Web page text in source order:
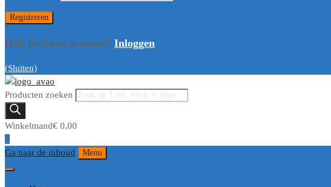
Heb je al een account? Inloggen
(Sluiten)
Producten zoeken
Winkelmand€ 0,00
0
Ga naar de inhoud
Menu